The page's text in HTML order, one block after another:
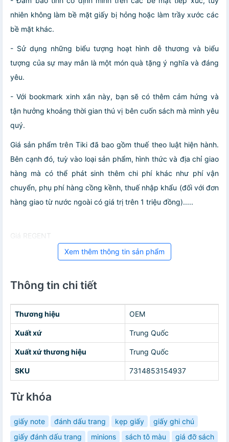
nhiên không làm bề mặt giấy bị hỏng hoặc làm trầy xước các
bề mặt khác.
- Sử dụng những biểu tượng hoạt hình dễ thương và biểu
tượng của sự may mắn là một món quà tặng ý nghĩa và đáng
yêu.
- Với bookmark xinh xắn này, bạn sẽ có thêm cảm hứng và
tận hưởng khoảng thời gian thú vị bên cuốn sách mà mình yêu
quý.
Giá sản phẩm trên Tiki đã bao gồm thuế theo luật hiện hành.
Bên cạnh đó, tuỳ vào loại sản phẩm, hình thức và địa chỉ giao
hàng mà có thể phát sinh thêm chi phí khác như phí vận
chuyển, phụ phí hàng cồng kềnh, thuế nhập khẩu (đối với đơn
hàng giao từ nước ngoài có giá trị trên 1 triệu đồng).....
Giá REGENT
Xem thêm thông tin sản phẩm
Thông tin chi tiết
Thương hiệu OEM
Xuất xứ Trung Quốc
Xuất xứ thương hiệu Trung Quốc
SKU 7314853154937
Từ khóa
giấy note đánh dấu trang kẹp giấy
giấy ghi chú
giấy đánh dấu trang
minions sách tô màu
giá đỡ sách